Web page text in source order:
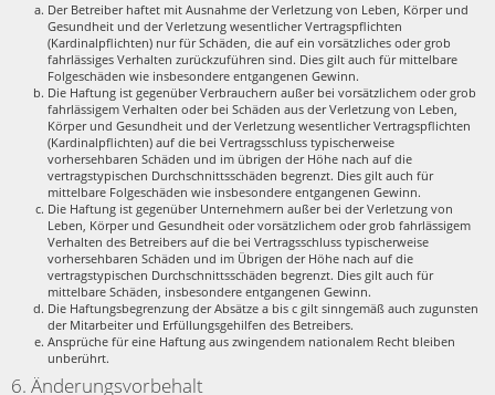
Der Betreiber haftet mit Ausnahme der Verletzung von Leben, Körper und
Gesundheit und der Verletzung wesentlicher Vertragspflichten
(Kardinalpflichten) nur für Schäden, die auf ein vorsätzliches oder grob
fahrlässiges Verhalten zurückzuführen sind. Dies gilt auch für mittelbare
Folgeschäden wie insbesondere entgangenen Gewinn.
Die Haftung ist gegenüber Verbrauchern außer bei vorsätzlichem oder grob
fahrlässigem Verhalten oder bei Schäden aus der Verletzung von Leben,
Körper und Gesundheit und der Verletzung wesentlicher Vertragspflichten
(Kardinalpflichten) auf die bei Vertragsschluss typischerweise
vorhersehbaren Schäden und im übrigen der Höhe nach auf die
vertragstypischen Durchschnittsschäden begrenzt. Dies gilt auch für
mittelbare Folgeschäden wie insbesondere entgangenen Gewinn.
Die Haftung ist gegenüber Unternehmern außer bei der Verletzung von
Leben, Körper und Gesundheit oder vorsätzlichem oder grob fahrlässigem
Verhalten des Betreibers auf die bei Vertragsschluss typischerweise
vorhersehbaren Schäden und im Übrigen der Höhe nach auf die
vertragstypischen Durchschnittsschäden begrenzt. Dies gilt auch für
mittelbare Schäden, insbesondere entgangenen Gewinn.
Die Haftungsbegrenzung der Absätze a bis c gilt sinngemäß auch zugunsten
der Mitarbeiter und Erfüllungsgehilfen des Betreibers.
Ansprüche für eine Haftung aus zwingendem nationalem Recht bleiben
unberührt.
6. Änderungsvorbehalt